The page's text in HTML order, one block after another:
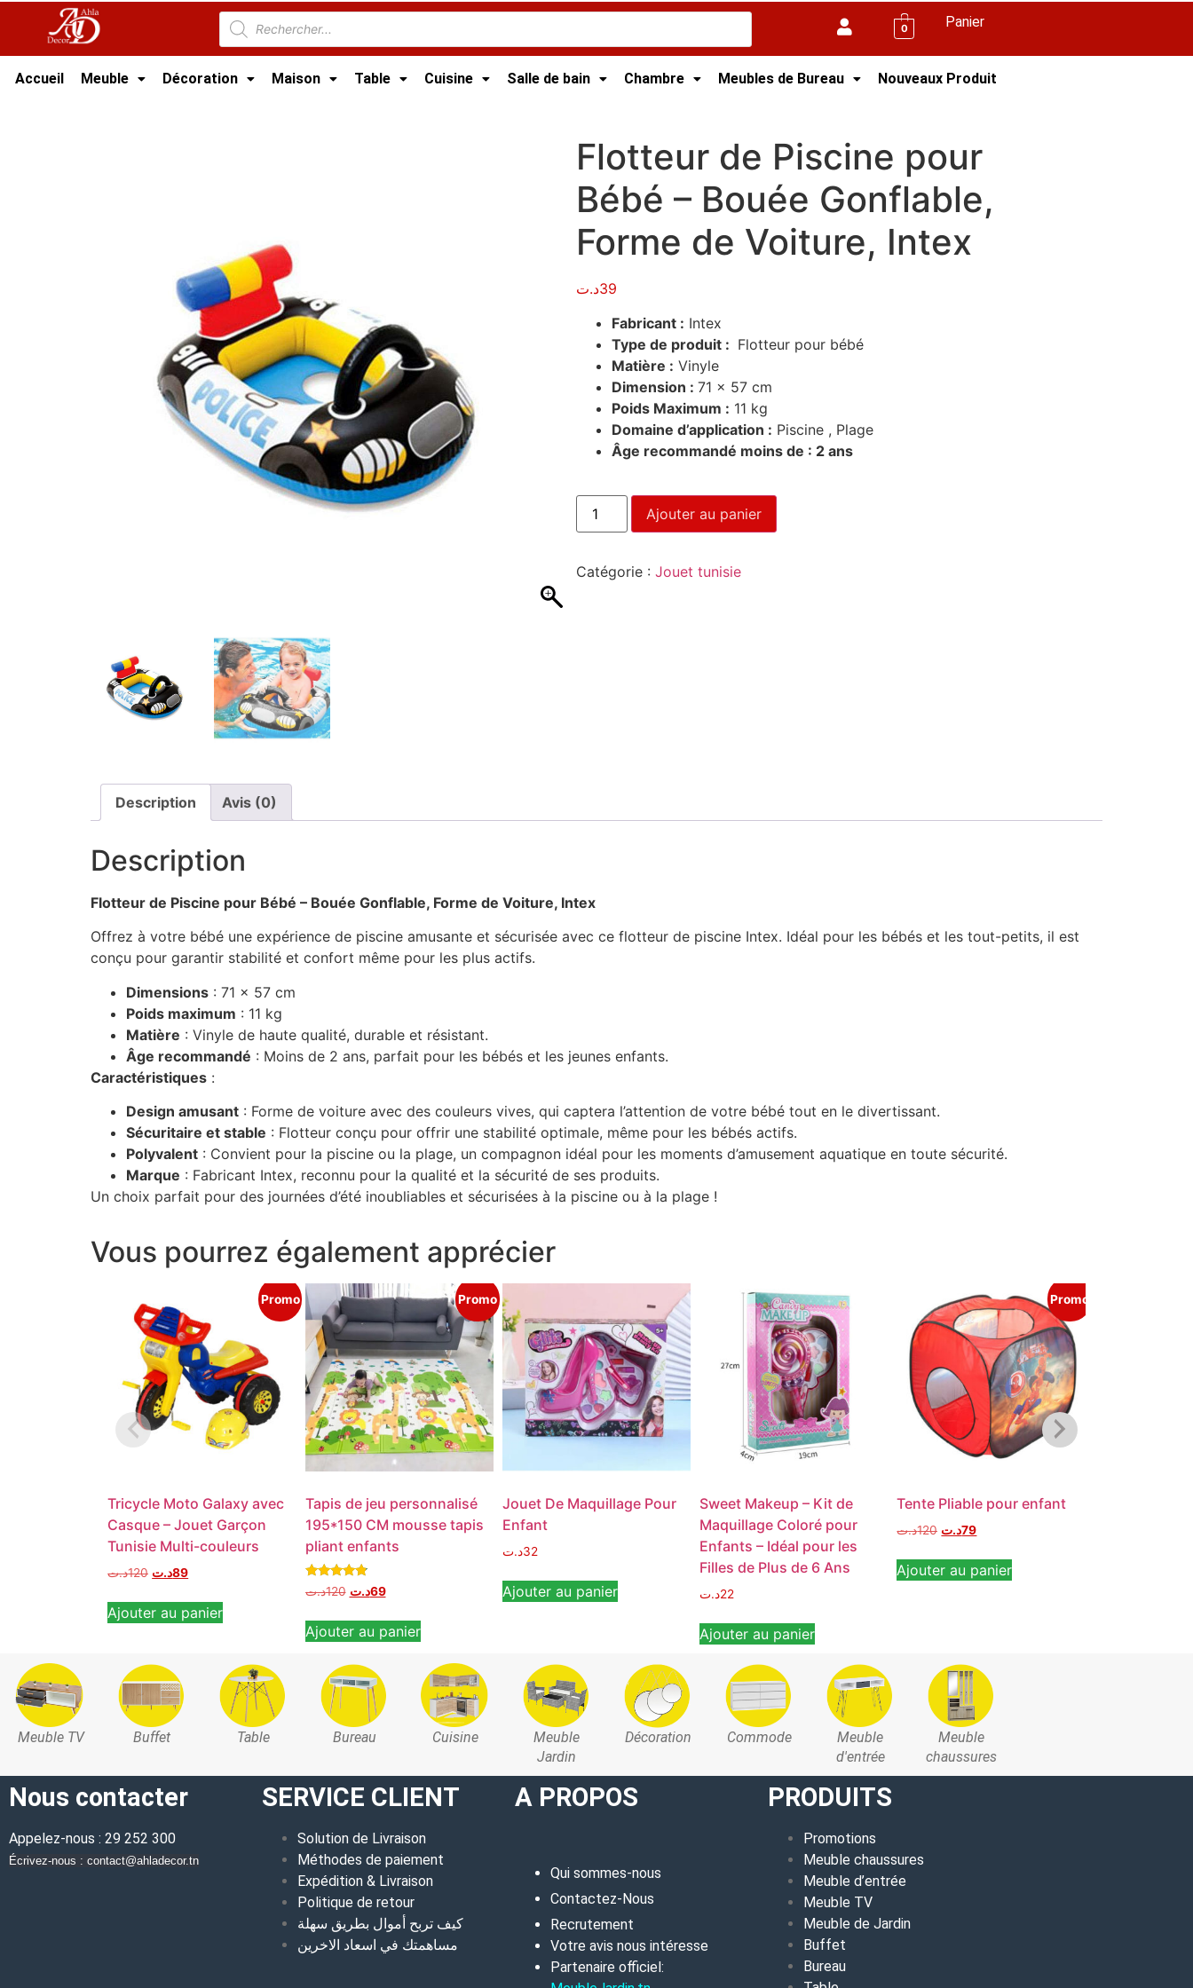
0 Panier
Accueil Meuble Décoration Maison Table Cuisine Salle de bain Chambre Meubles de Bureau Nouveaux Produit
Flotteur de Piscine pour
Bébé – Bouée Gonflable,
Forme de Voiture, Intex
39د.ت
Fabricant : Intex
Type de produit : Flotteur pour bébé
Matière : Vinyle
Dimension :71 x 57 cm
Poids Maximum : 11 kg
Domaine d’application : Piscine , Plage
Âge recommandé moins de : 2 ans
Ajouter au panier
Catégorie :Jouet tunisie
Description Avis (0)
Description
Flotteur de Piscine pour Bébé – Bouée Gonflable, Forme de Voiture, Intex
Offrez à votre bébé une expérience de piscine amusante et sécurisée avec ce flotteur de piscine Intex. Idéal pour les bébés et les tout-petits, il est
conçu pour garantir stabilité et confort même pour les plus actifs.
Dimensions : 71 x 57 cm
Poids maximum : 11 kg
Matière : Vinyle de haute qualité, durable et résistant.
Âge recommandé : Moins de 2 ans, parfait pour les bébés et les jeunes enfants.
Caractéristiques :
Design amusant : Forme de voiture avec des couleurs vives, qui captera l’attention de votre bébé tout en le divertissant.
Sécuritaire et stable : Flotteur conçu pour offrir une stabilité optimale, même pour les bébés actifs.
Polyvalent : Convient pour la piscine ou la plage, un compagnon idéal pour les moments d’amusement aquatique en toute sécurité.
Marque : Fabricant Intex, reconnu pour la qualité et la sécurité de ses produits.
Un choix parfait pour des journées d’été inoubliables et sécurisées à la piscine ou à la plage !
Vous pourrez également apprécier
Promo
Tricycle Moto Galaxy avec
Casque – Jouet Garçon
Tunisie Multi-couleurs
120د.ت 89د.ت
Ajouter au panier
Promo
Tapis de jeu personnalisé
195*150 CM mousse tapis
pliant enfants
Note
4.60
120د.ت 69د.ت
Ajouter au panier
Jouet De Maquillage Pour
Enfant
32د.ت
Ajouter au panier
Sweet Makeup – Kit de
Maquillage Coloré pour
Enfants – Idéal pour les
Filles de Plus de 6 Ans
22د.ت
Ajouter au panier
Promo
Tente Pliable pour enfant
120د.ت 79د.ت
Ajouter au panier
Meuble TV Buffet Table Bureau Cuisine
Meuble
Jardin
Décoration Commode
Meuble
d'entrée
Meuble
chaussures
Nous contacter
Appelez-nous : 29 252 300
Écrivez-nous : contact@ahladecor.tn
SERVICE CLIENT
Solution de Livraison
Méthodes de paiement
Expédition & Livraison
Politique de retour
كيف تربح أموال بطريق سهلة
مساهمتك في اسعاد الاخرين
A PROPOS
Qui sommes-nous
Contactez-Nous
Recrutement
Votre avis nous intéresse
Partenaire officiel:
PRODUITS
Promotions
Meuble chaussures
Meuble d’entrée
Meuble TV
Meuble de Jardin
Buffet
Bureau